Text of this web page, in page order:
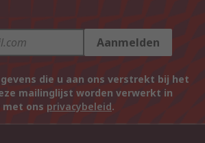
Aanmelden
die u aan ons verstrekt bij het
mailinglijst worden verwerkt in
ons privacybeleid.